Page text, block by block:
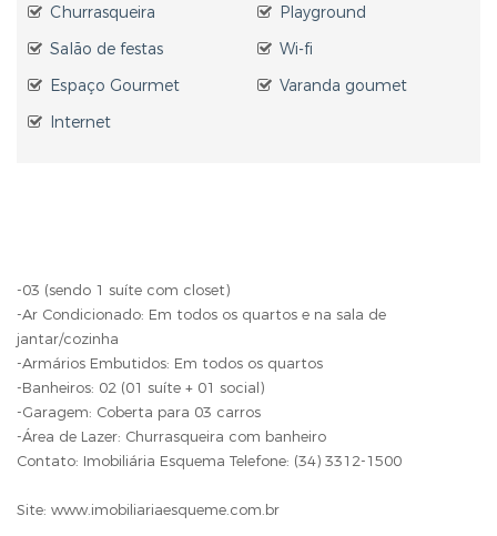
Churrasqueira
Playground
Salão de festas
Wi-fi
Espaço Gourmet
Varanda goumet
Internet
-03 (sendo 1 suíte com closet)
-Ar Condicionado: Em todos os quartos e na sala de
jantar/cozinha
-Armários Embutidos: Em todos os quartos
-Banheiros: 02 (01 suíte + 01 social)
-Garagem: Coberta para 03 carros
-Área de Lazer: Churrasqueira com banheiro
Contato: Imobiliária Esquema Telefone: (34) 3312-1500
Site: www.imobiliariaesqueme.com.br